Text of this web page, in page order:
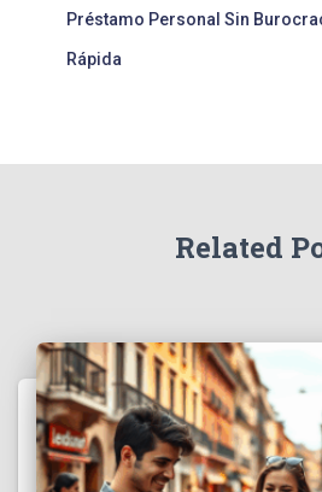
Préstamo Personal Sin
Rápida
Related